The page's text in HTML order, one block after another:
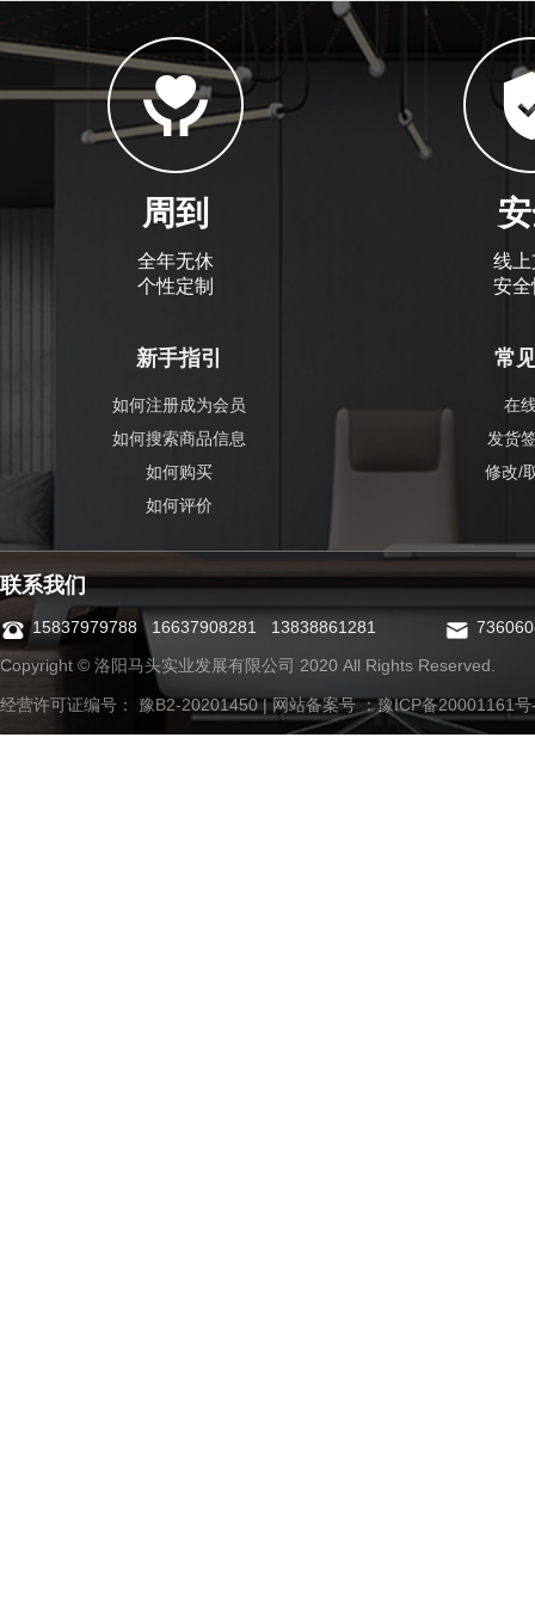
周到
全年无休
个性定制
线
安
新手指引
如何注册成为会员
如何搜索商品信息
如何购买
如何评价
常
在
发货
修改/
联系我们
15837979788 16637908281 13838861281
Copyright © 洛阳马头实业发展有限公司 2020 All Rights Reserved.
经营许可证编号： 豫B2-20201450 | 网站备案号 ：豫ICP备20001161号